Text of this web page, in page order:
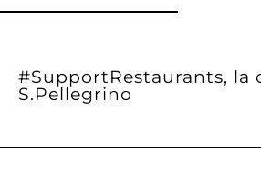
#SupportRestaurants, la
S.Pellegrino